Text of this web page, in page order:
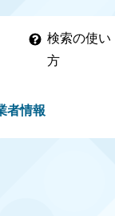
検索の使い
方
者情報